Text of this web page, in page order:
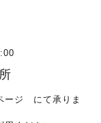
ージ
にて承りま